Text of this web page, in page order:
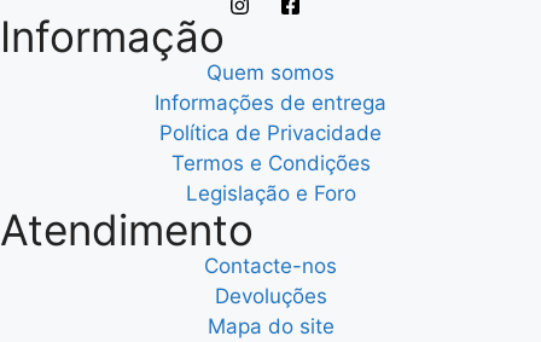
Informação
Quem somos
Informações de entrega
Política de Privacidade
Termos e Condições
Legislação e Foro
Atendimento
Contacte-nos
Devoluções
Mapa do site